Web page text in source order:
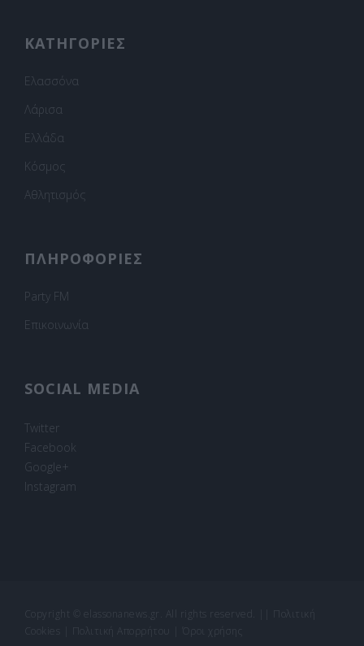
ΚΑΤΗΓΟΡΙΕΣ
Ελασσόνα
Λάρισα
Ελλάδα
Κόσμος
Αθλητισμός
ΠΛΗΡΟΦΟΡΙΕΣ
Party FM
Επικοινωνία
SOCIAL MEDIA
Twitter
Facebook
Google+
Instagram
Copyright © elassonanews.gr. All rights reserved.
Πολιτική
Πολιτική Απορρήτου Όροι χρήσης